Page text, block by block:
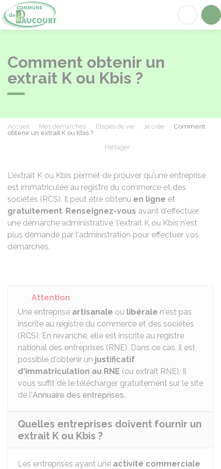
Comment obtenir un
extrait K ou Kbis ?
Accueil Mes démarches Étapes de vie Je crée
Comment
obtenir un extrait K ou Kbis ?
Partager
L'extrait K ou Kbis permet de prouver qu'une entreprise
est immatriculée au registre du commerce et des
sociétés (RCS). Il peut être obtenu en ligne et
gratuitement. Renseignez-vous avant d'effectuer
une démarche administrative, l'extrait K ou Kbis n'est
plus demandé par l'administration pour effectuer vos
démarches.
Attention
Une entreprise artisanale ou libérale n'est pas
inscrite au registre du commerce et des sociétés
(RCS). En revanche, elle est inscrite au registre
national des entreprises (RNE). Dans ce cas, il est
possible d'obtenir un justificatif
d'immatriculation au RNE (ou extrait RNE). Il
vous suffit de le télécharger gratuitement sur le site
de l'Annuaire des entreprises.
Quelles entreprises doivent fournir un
extrait K ou Kbis ?
Les entreprises ayant une activité commerciale